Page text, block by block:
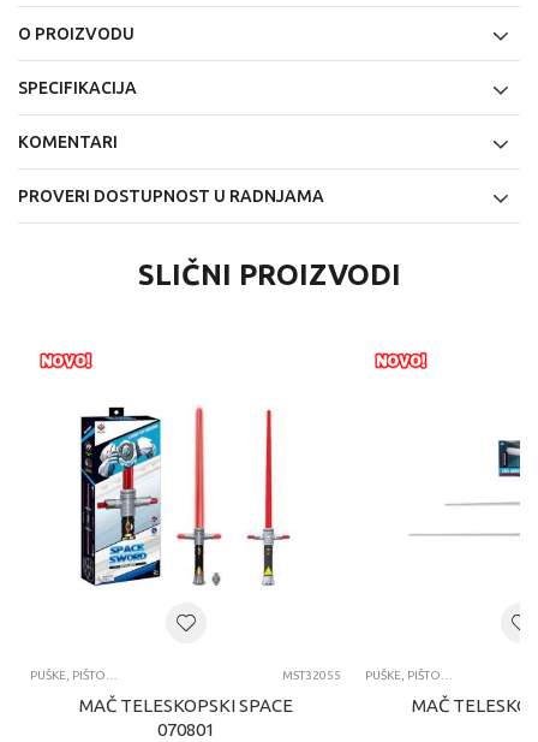
O PROIZVODU
SPECIFIKACIJA
KOMENTARI
PROVERI DOSTUPNOST U RADNJAMA
SLIČNI PROIZVODI
PUŠKE, PIŠTOLJI, BLASTERI I MAČEVI MST32055
MAČ TELESKOPSKI SPACE
070801
PUŠKE, PIŠTOLJI, BLASTERI I MAČEVI
MAČ